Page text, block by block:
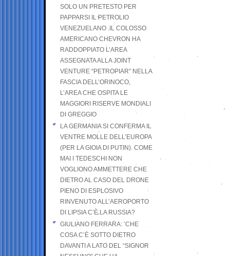
SOLO UN PRETESTO PER
PAPPARSI IL PETROLIO
VENEZUELANO .IL COLOSSO
AMERICANO CHEVRON HA
RADDOPPIATO L’AREA
ASSEGNATA ALLA JOINT
VENTURE “PETROPIAR” NELLA
FASCIA DELL’ORINOCO,
L’AREA CHE OSPITA LE
MAGGIORI RISERVE MONDIALI
DI GREGGIO
LA GERMANIA SI CONFERMA IL
VENTRE MOLLE DELL’EUROPA
(PER LA GIOIA DI PUTIN). COME
MAI I TEDESCHI NON
VOGLIONO AMMETTERE CHE
DIETRO AL CASO DEL DRONE
PIENO DI ESPLOSIVO
RINVENUTO ALL’AEROPORTO
DI LIPSIA C’È LA RUSSIA?
GIULIANO FERRARA: ’CHE
COSA C’È SOTTO DIETRO
DAVANTI A LATO DEL “SIGNOR